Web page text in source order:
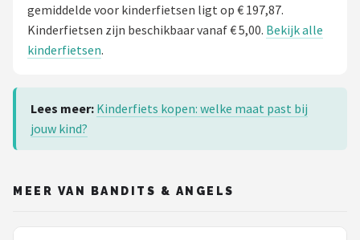
gemiddelde voor kinderfietsen ligt op € 197,87.
Kinderfietsen zijn beschikbaar vanaf € 5,00. Bekijk alle
kinderfietsen.
Lees meer: Kinderfiets kopen: welke maat past bij
jouw kind?
MEER VAN BANDITS & ANGELS